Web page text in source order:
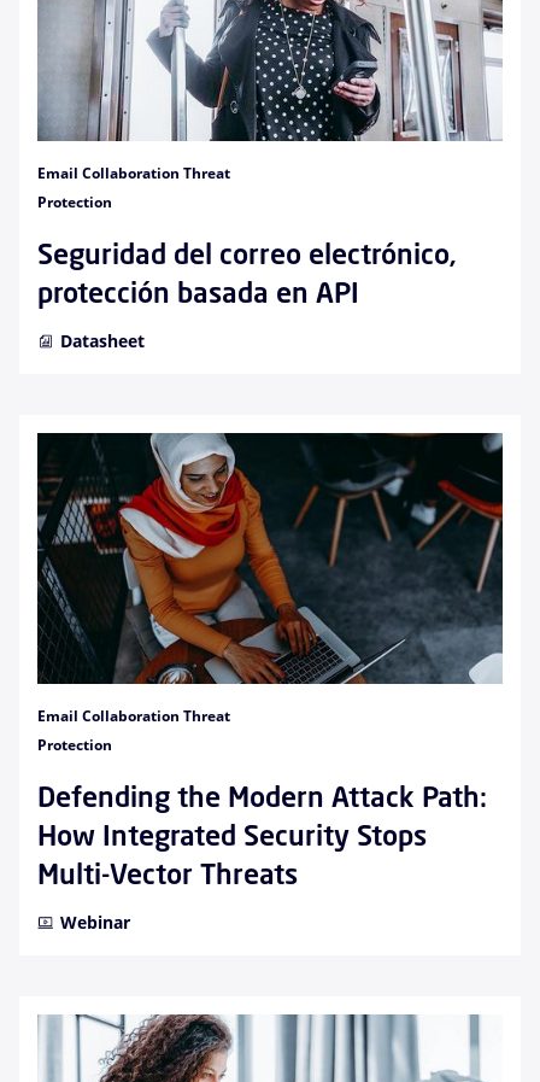
Email Collaboration Threat
Protection
Seguridad del correo electrónico,
protección basada en API
Datasheet
Email Collaboration Threat
Protection
Defending the Modern Attack Path:
How Integrated Security Stops
Multi-Vector Threats
Webinar